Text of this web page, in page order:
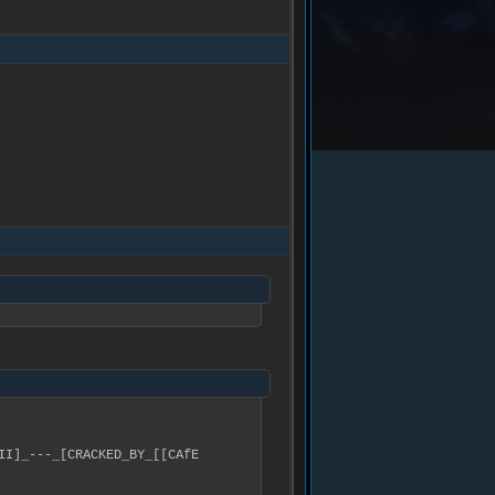
_[CRACKED_BY_[[CAfE